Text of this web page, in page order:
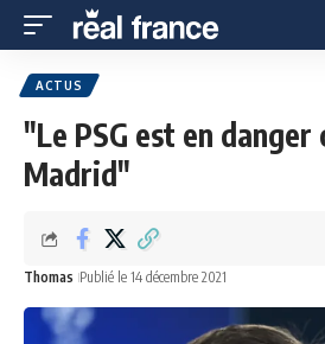
ACTUS
"Le PSG est en danger
Madrid"
Thomas Publié le 14 décembre 2021